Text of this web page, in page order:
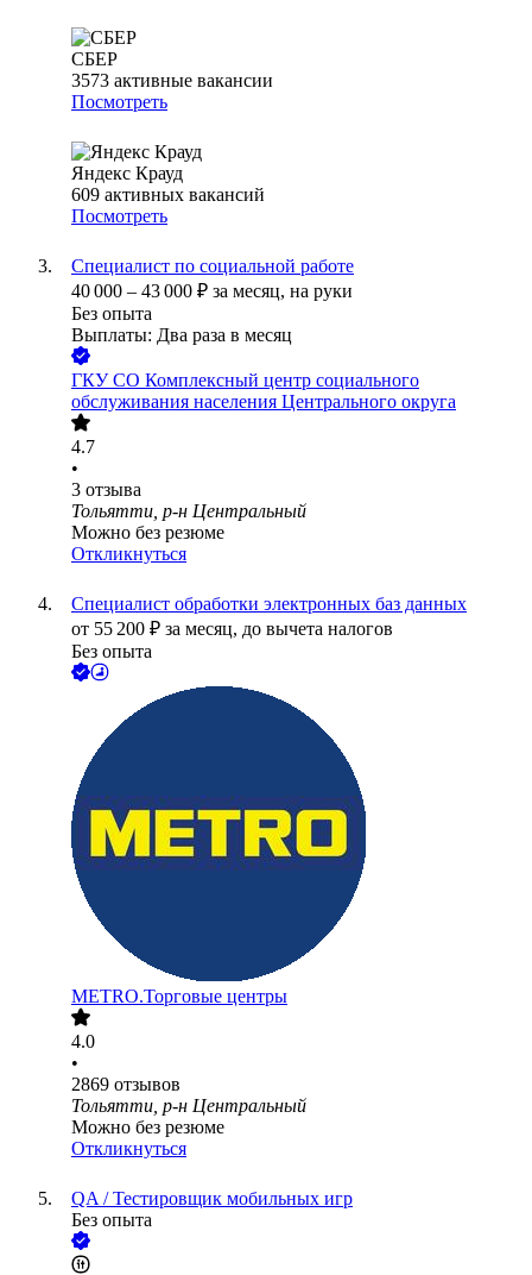
СБЕР
3573 активные вакансии
Посмотреть
Яндекс Крауд
609 активных вакансий
Посмотреть
Специалист по социальной работе
40 000 – 43 000 ₽ за месяц, на руки
Без опыта
Выплаты: Два раза в месяц
ГКУ СО Комплексный центр социального
обслуживания населения Центрального округа
4.7
•
3 отзыва
Тольятти, р-н Центральный
Можно без резюме
Откликнуться
Специалист обработки электронных баз данных
от 55 200 ₽ за месяц, до вычета налогов
Без опыта
METRO.Торговые центры
4.0
•
2869 отзывов
Тольятти, р-н Центральный
Можно без резюме
Откликнуться
QA / Тестировщик мобильных игр
Без опыта